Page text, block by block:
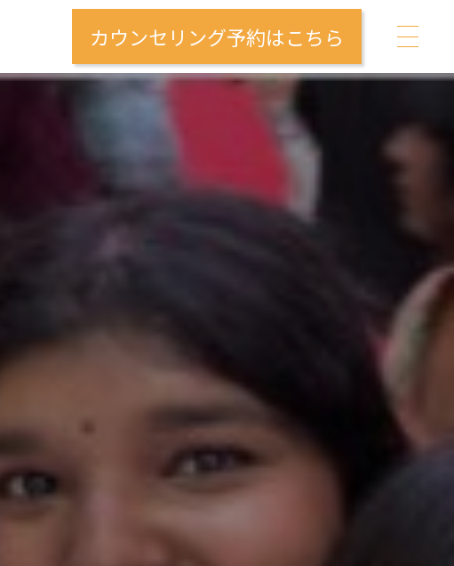
カウンセリング予約はこちら